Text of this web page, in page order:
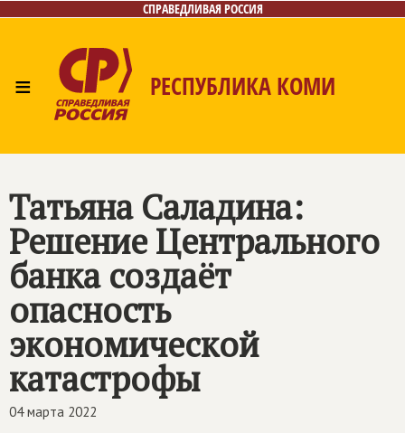
СПРАВЕДЛИВАЯ РОССИЯ
≡ РЕСПУБЛИКА КОМИ
Контакты
Татьяна Саладина:
Решение Центрального
банка создаёт
опасность
экономической
катастрофы
04 марта 2022